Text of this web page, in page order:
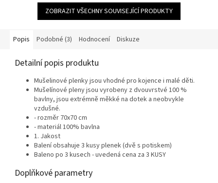
ZOBRAZIT VŠECHNY SOUVISEJÍCÍ PRODUKTY
Popis Podobné (3) Hodnocení Diskuze
Detailní popis produktu
Mušelinové plenky jsou vhodné pro kojence i malé děti.
Mušelínové pleny jsou vyrobeny z dvouvrstvé 100 %
bavlny, jsou extrémně měkké na dotek a neobvykle
vzdušné.
- rozměr 70x70 cm
- materiál 100% bavlna
1. Jakost
Balení obsahuje 3 kusy plenek (dvě s potiskem)
Baleno po 3 kusech - uvedená cena za 3 KUSY
Doplňkové parametry